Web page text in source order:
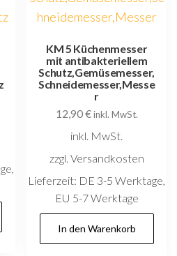
KM 5 Küchenmesser
mit antibakteriellem
Schutz,Gemüsemesser,
Schneidemesser,Messe
r
12,90€ inkl. MwSt.
inkl. MwSt.
zzgl. Versandkosten
Lieferzeit: DE 3-5 Werktage,
EU 5-7 Werktage
In den Warenkorb